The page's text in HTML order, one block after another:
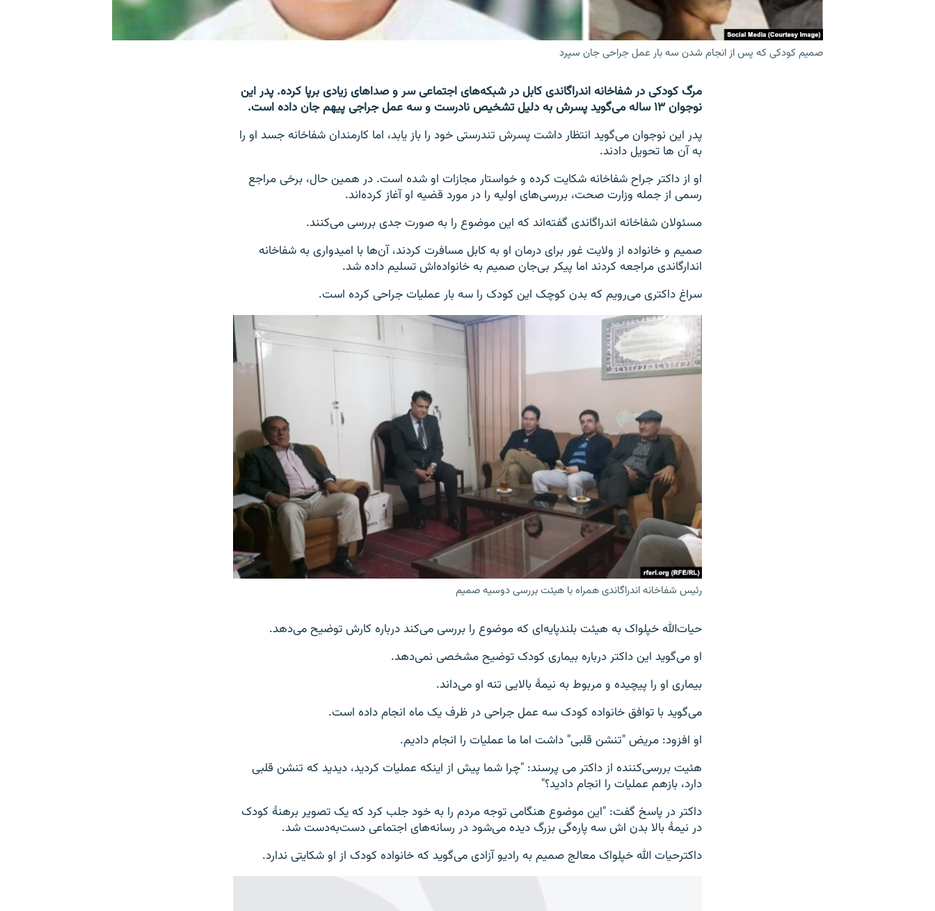
صمیم کودکی که پس از انجام شدن سه بار عمل جراحی جان سپرد
مرگ کودکی در شفاخانه اندراگاندی کابل در شبکه‌های اجتماعی سر و صداهای زیادی برپا کرده. پدر این
نوجوان ۱۳ ساله می‌گوید پسرش به دلیل تشخیص نادرست و سه عمل جراجی پیهم جان داده است.
پدر این نوجوان می‌گوید انتظار داشت پسرش تندرستی خود را باز یابد، اما کارمندان شفاخانه جسد او را
به آن ها تحویل دادند.
او از داکتر جراح شفاخانه شکایت کرده و خواستار مجازات او شده است. در همین حال، برخی مراجع
رسمی از جمله وزارت صحت، بررسی‌های اولیه را در مورد قضیه او آغاز کرده‌اند.
مسئولان شفاخانه اندراگاندی گفته‌اند که این موضوع را به صورت جدی بررسی می‌کنند.
صمیم و خانواده از ولایت غور برای درمان او به کابل مسافرت کردند، آن‌ها با امیدواری به شفاخانه‌
اندارگاندی مراجعه کردند اما پیکر بی‌جان صمیم به خانواده‌اش تسلیم داده شد.
سراغ داکتری می‌رویم که بدن کوچک این کودک را سه بار عملیات جراحی کرده است.
رئیس شفاخانه اندراگاندی همراه با هیئت بررسی دوسیه صمیم
حیات‌الله خپلواک به هیئت بلندپایه‌ای که موضوع را بررسی می‌کند درباره کارش توضیح می‌دهد.
او می‌گوید این داکتر درباره بیماری کودک توضیح مشخصی نمی‌دهد.
بیماری او را پیچیده و مربوط به نیمۀ بالایی تنه او می‌داند.
می‌گوید با توافق خانواده کودک سه عمل جراحی در ظرف یک ماه انجام داده است.
او افزود: مریض "تنشن قلبی" داشت اما ما عملیات را انجام دادیم.
هئیت بررسی‌کننده از داکتر می پرسند: "چرا شما پیش از اینکه عملیات کردید، دیدید که تنشن قلبی
دارد، بازهم عملیات را انجام دادید؟"
داکتر در پاسخ گفت: "این موضوع هنگامی توجه مردم را به خود جلب کرد که یک تصویر برهنۀ کودک
در نیمۀ بالا بدن اش سه پاره‌گی بزرگ دیده می‌شود در رسانه‌های اجتماعی دست‌به‌دست شد.
داکترحیات الله خپلواک معالج صمیم به رادیو آزادی می‌گوید که خانواده کودک از او شکایتی ندارد.